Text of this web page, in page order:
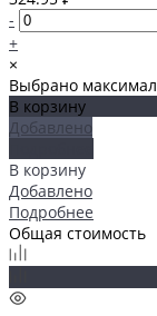
-
+
×
Выбрано
В корзину
Добавлено
В корзину
Добавлено
Подробнее
Общая стоимость